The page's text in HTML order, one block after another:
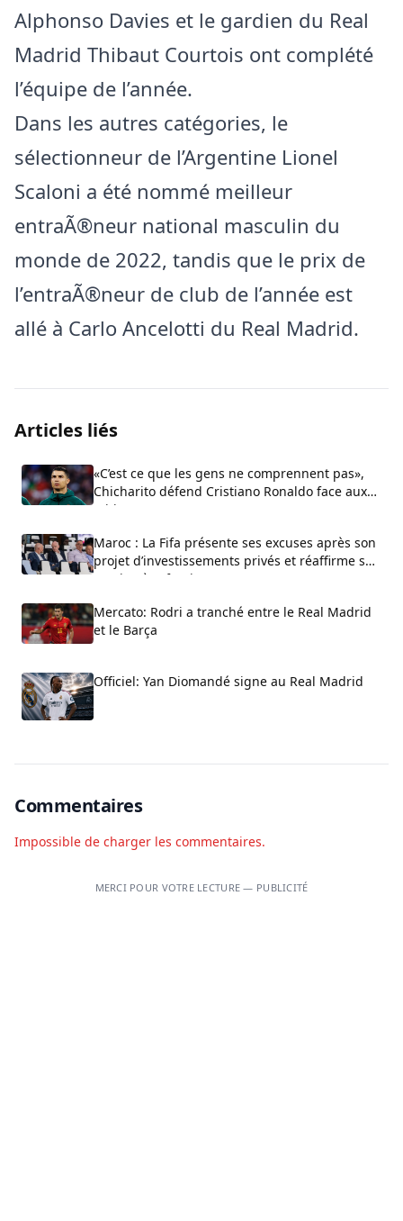
Alphonso Davies et le gardien du Real
Madrid Thibaut Courtois ont complété
l’équipe de l’année.
Dans les autres catégories, le
sélectionneur de l’Argentine Lionel
Scaloni a été nommé meilleur
entraÃ®neur national masculin du
monde de 2022, tandis que le prix de
l’entraÃ®neur de club de l’année est
allé à Carlo Ancelotti du Real Madrid.
Articles liés
«C’est ce que les gens ne comprennent pas»,
Chicharito défend Cristiano Ronaldo face aux
critiques sur son arrogance
Maroc : La Fifa présente ses excuses après son
projet d’investissements privés et réaffirme son
soutien à Infantino
Mercato: Rodri a tranché entre le Real Madrid
et le Barça
Officiel: Yan Diomandé signe au Real Madrid
Commentaires
Impossible de charger les commentaires.
MERCI POUR VOTRE LECTURE — PUBLICITÉ